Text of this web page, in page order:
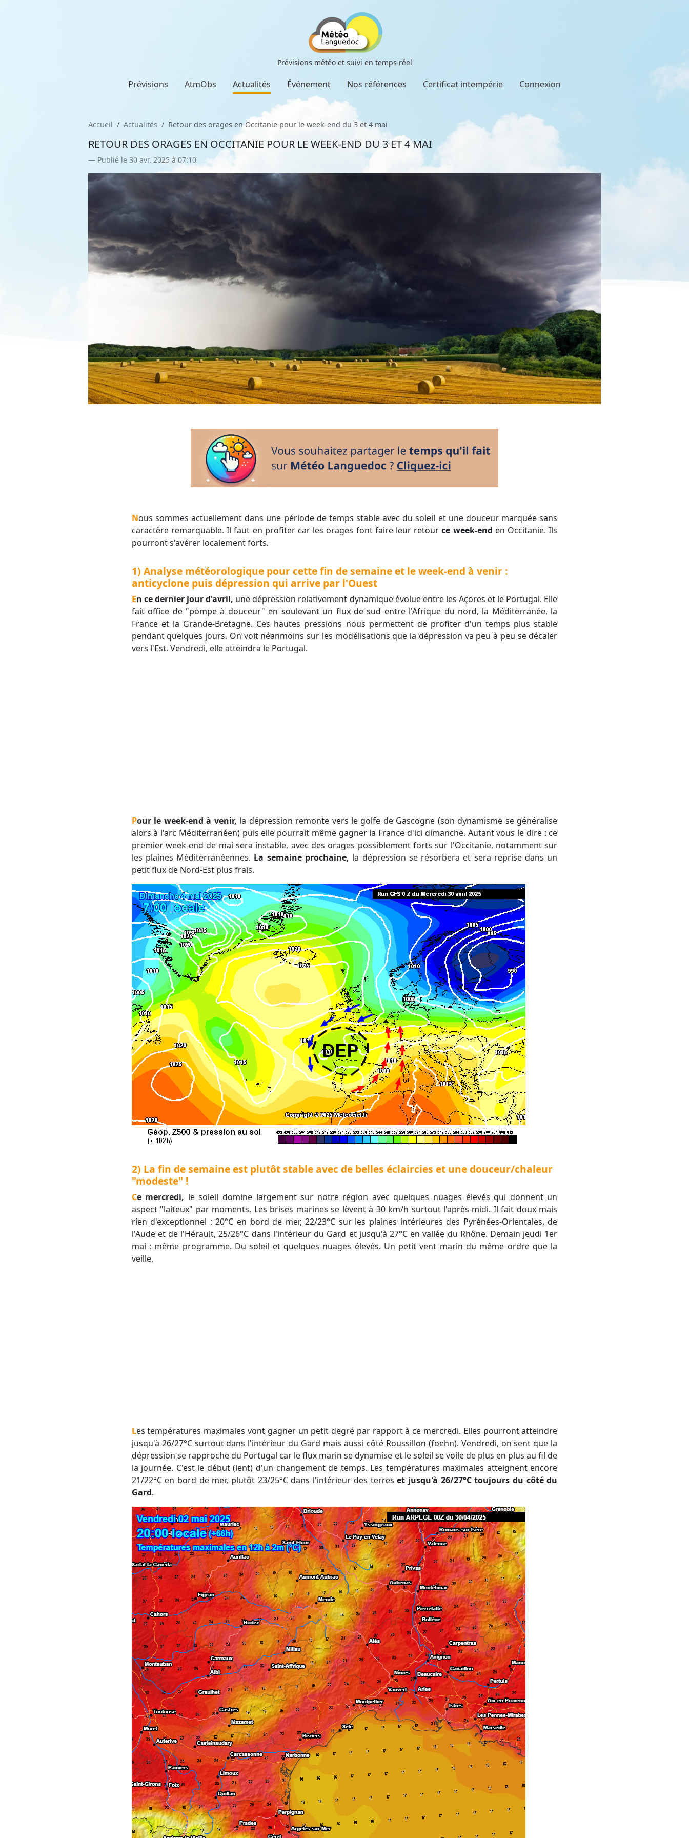
Prévisions météo et suivi en temps réel
Prévisions AtmObs Actualités Événement Nos références Certificat intempérie Connexion
Accueil Actualités Retour des orages en Occitanie pour le week-end du 3 et 4 mai
RETOUR DES ORAGES EN OCCITANIE POUR LE WEEK-END DU 3 ET 4 MAI
Publié le 30 avr. 2025 à 07:10
Nous sommes actuellement dans une période de temps stable avec du soleil et une douceur marquée sans
caractère remarquable. Il faut en profiter car les orages font faire leur retource week-end en Occitanie. Ils
pourront s'avérer localement forts.
1) Analyse météorologique pour cette fin de semaine et le week-end à venir :
anticyclone puis dépression qui arrive par l'Ouest
En ce dernier jour d'avril, une dépression relativement dynamique évolue entre les Açores et le Portugal. Elle
fait office de "pompe à douceur" en soulevant un flux de sud entre l'Afrique du nord, la Méditerranée, la
France et la Grande-Bretagne. Ces hautes pressions nous permettent de profiter d'un temps plus stable
pendant quelques jours. On voit néanmoins sur les modélisations que la dépression va peu à peu se décaler
vers l'Est. Vendredi, elle atteindra le Portugal.
Pour le week-end à venir, la dépression remonte vers le golfe de Gascogne (son dynamisme se généralise
alors à l'arc Méditerranéen) puis elle pourrait même gagner la France d'ici dimanche. Autant vous le dire : ce
premier week-end de mai sera instable, avec des orages possiblement forts sur l'Occitanie, notamment sur
les plaines Méditerranéennes. La semaine prochaine, la dépression se résorbera et sera reprise dans un
petit flux de Nord-Est plus frais.
2) La fin de semaine est plutôt stable avec de belles éclaircies et une douceur/chaleur
"modeste" !
Ce mercredi, le soleil domine largement sur notre région avec quelques nuages élevés qui donnent un
aspect "laiteux" par moments. Les brises marines se lèvent à 30 km/h surtout l'après-midi. Il fait doux mais
rien d'exceptionnel : 20°C en bord de mer, 22/23°C sur les plaines intérieures des Pyrénées-Orientales, de
l'Aude et de l'Hérault, 25/26°C dans l'intérieur du Gard et jusqu'à 27°C en vallée du Rhône. Demain jeudi 1er
mai : même programme. Du soleil et quelques nuages élevés. Un petit vent marin du même ordre que la
veille.
Les températures maximales vont gagner un petit degré par rapport à ce mercredi. Elles pourront atteindre
jusqu'à 26/27°C surtout dans l'intérieur du Gard mais aussi côté Roussillon (foehn). Vendredi, on sent que la
dépression se rapproche du Portugal car le flux marin se dynamise et le soleil se voile de plus en plus au fil de
la journée. C'est le début (lent) d'un changement de temps. Les températures maximales atteignent encore
21/22°C en bord de mer, plutôt 23/25°C dans l'intérieur des terreset jusqu'à 26/27°C toujours du côté du
Gard.